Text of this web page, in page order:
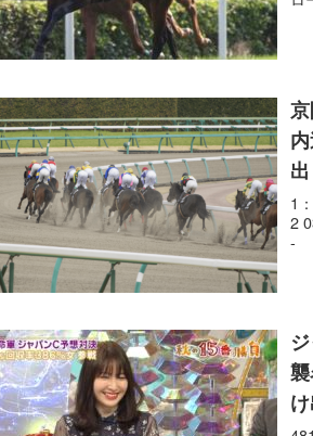
1
2
-